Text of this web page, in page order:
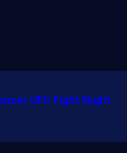
UFC Fight Night